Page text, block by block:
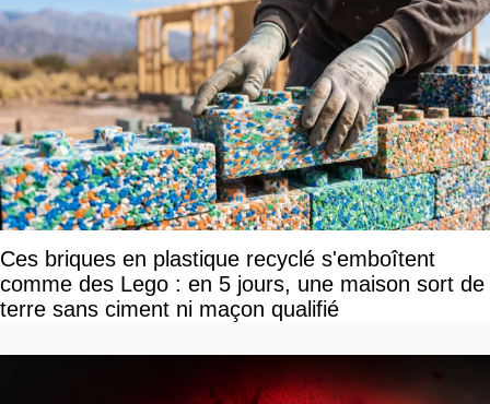
Ces briques en plastique recyclé s'emboîtent
comme des Lego : en 5 jours, une maison sort de
terre sans ciment ni maçon qualifié